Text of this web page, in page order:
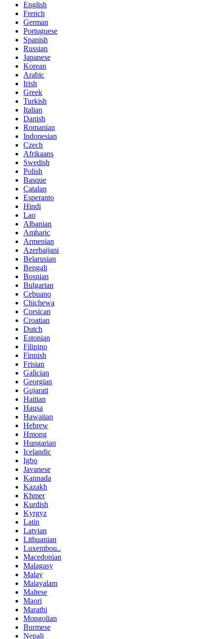
English
French
German
Portuguese
Spanish
Russian
Japanese
Korean
Arabic
Irish
Greek
Turkish
Italian
Danish
Romanian
Indonesian
Czech
Afrikaans
Swedish
Polish
Basque
Catalan
Esperanto
Hindi
Lao
Albanian
Amharic
Armenian
Azerbaijani
Belarusian
Bengali
Bosnian
Bulgarian
Cebuano
Chichewa
Corsican
Croatian
Dutch
Estonian
Filipino
Finnish
Frisian
Galician
Georgian
Gujarati
Haitian
Hausa
Hawaiian
Hebrew
Hmong
Hungarian
Icelandic
Igbo
Javanese
Kannada
Kazakh
Khmer
Kurdish
Kyrgyz
Latin
Latvian
Lithuanian
Luxembou..
Macedonian
Malagasy
Malay
Malayalam
Maltese
Maori
Marathi
Mongolian
Burmese
Nepali